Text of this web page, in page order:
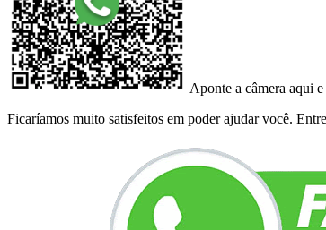
Aponte a câmera aqui
Ficaríamos muito satisfeitos em poder ajudar você.